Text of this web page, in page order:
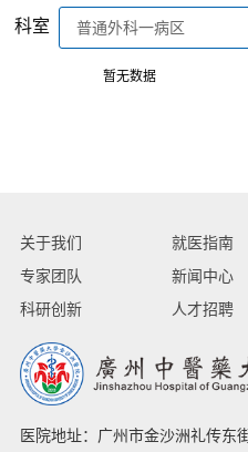
科室 普通外科一病区
暂无数据
关于我们 就医指南
专家团队
新闻中心
科研创新
人才招聘
医院地址：广州市金沙洲礼传东